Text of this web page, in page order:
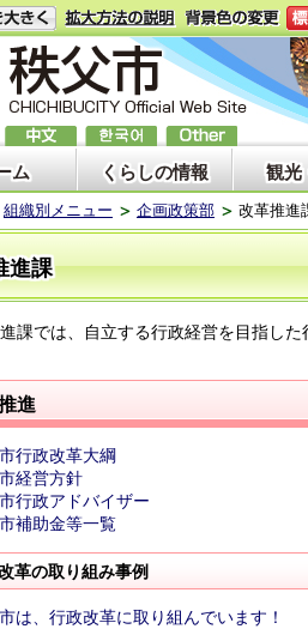
ム くらしの情報 観光
組織別メニュー 企画政策部 改革推進
進課
課では、自立する行政経営を目指した
進
行政改革大綱
経営方針
行政アドバイザー
補助金等一覧
革の取り組み事例
は、行政改革に取り組んでいます！